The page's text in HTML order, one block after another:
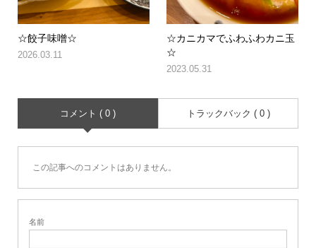
☆餃子味噌☆
2026.03.11
☆カニカマでふわふわカニ玉
☆
2023.05.31
コメント ( 0 ) トラックバック ( 0 )
この記事へのコメントはありません。
名前